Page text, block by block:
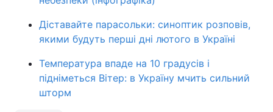
Діставайте парасольки: синоптик розповів,
якими будуть перші дні лютого в Україні
Температура впаде на 10 градусів і
підніметься Вітер: в Україну мчить сильний
шторм